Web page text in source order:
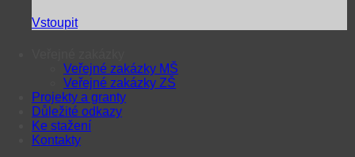
Vstoupit
Veřejné zakázky MŠ
Veřejné zakázky ZŠ
Projekty a granty
Důležité odkazy
Ke stažení
Kontakty